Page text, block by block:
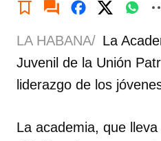
LA HABANA/ La
Juvenil de la Unión
liderazgo de los
La academia, que